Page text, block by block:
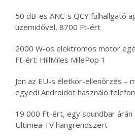
50 dB-es ANC-s QCY fülhallgató
üzemidővel, 8700 Ft-ért
2000 W-os elektromos motor
Ft-ért: HillMiles MilePop 1
Jön az EU-s életkor-ellenőrzés –
egyedi Androidot használó
19 000 Ft-ért, egy soundbar
Ultimea TV hangrendszert